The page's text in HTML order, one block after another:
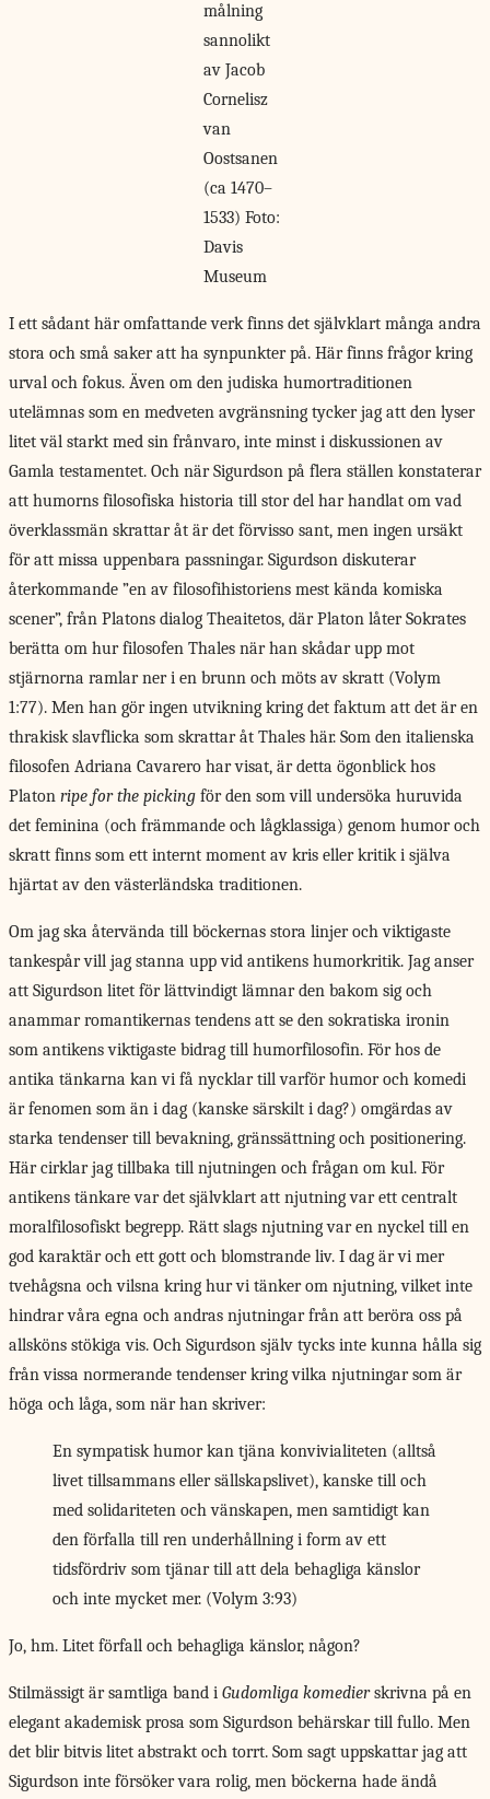
målning
sannolikt
av Jacob
Cornelisz
van
Oostsanen
(ca 1470–
1533) Foto:
Davis
Museum
I ett sådant här omfattande verk finns det självklart många andra
stora och små saker att ha synpunkter på. Här finns frågor kring
urval och fokus. Även om den judiska humortraditionen
utelämnas som en medveten avgränsning tycker jag att den lyser
litet väl starkt med sin frånvaro, inte minst i diskussionen av
Gamla testamentet. Och när Sigurdson på flera ställen konstaterar
att humorns filosofiska historia till stor del har handlat om vad
överklassmän skrattar åt är det förvisso sant, men ingen ursäkt
för att missa uppenbara passningar. Sigurdson diskuterar
återkommande ”en av filosofihistoriens mest kända komiska
scener”, från Platons dialog Theaitetos, där Platon låter Sokrates
berätta om hur filosofen Thales när han skådar upp mot
stjärnorna ramlar ner i en brunn och möts av skratt (Volym
1:77). Men han gör ingen utvikning kring det faktum att det är en
thrakisk slavflicka som skrattar åt Thales här. Som den italienska
filosofen Adriana Cavarero har visat, är detta ögonblick hos
Platon ripe for the picking för den som vill undersöka huruvida
det feminina (och främmande och lågklassiga) genom humor och
skratt finns som ett internt moment av kris eller kritik i själva
hjärtat av den västerländska traditionen.
Om jag ska återvända till böckernas stora linjer och viktigaste
tankespår vill jag stanna upp vid antikens humorkritik. Jag anser
att Sigurdson litet för lättvindigt lämnar den bakom sig och
anammar romantikernas tendens att se den sokratiska ironin
som antikens viktigaste bidrag till humorfilosofin. För hos de
antika tänkarna kan vi få nycklar till varför humor och komedi
är fenomen som än i dag (kanske särskilt i dag?) omgärdas av
starka tendenser till bevakning, gränssättning och positionering.
Här cirklar jag tillbaka till njutningen och frågan om kul. För
antikens tänkare var det självklart att njutning var ett centralt
moralfilosofiskt begrepp. Rätt slags njutning var en nyckel till en
god karaktär och ett gott och blomstrande liv. I dag är vi mer
tvehågsna och vilsna kring hur vi tänker om njutning, vilket inte
hindrar våra egna och andras njutningar från att beröra oss på
allsköns stökiga vis. Och Sigurdson själv tycks inte kunna hålla sig
från vissa normerande tendenser kring vilka njutningar som är
höga och låga, som när han skriver:
En sympatisk humor kan tjäna konvivialiteten (alltså
livet tillsammans eller sällskapslivet), kanske till och
med solidariteten och vänskapen, men samtidigt kan
den förfalla till ren underhållning i form av ett
tidsfördriv som tjänar till att dela behagliga känslor
och inte mycket mer. (Volym 3:93)
Jo, hm. Litet förfall och behagliga känslor, någon?
Stilmässigt är samtliga band i Gudomliga komedierskrivna på en
elegant akademisk prosa som Sigurdson behärskar till fullo. Men
det blir bitvis litet abstrakt och torrt. Som sagt uppskattar jag att
Sigurdson inte försöker vara rolig, men böckerna hade ändå